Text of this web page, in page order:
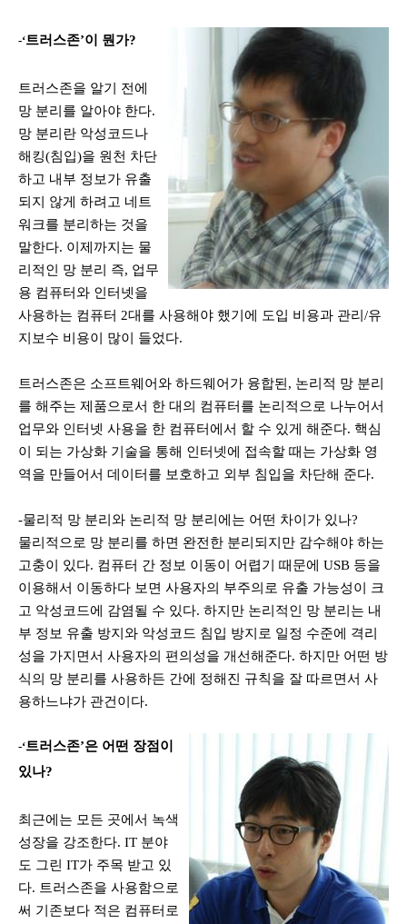
-‘트러스존’이 뭔가?
트러스존을 알기 전에
망 분리를 알아야 한다.
망 분리란 악성코드나
해킹(침입)을 원천 차단
하고 내부 정보가 유출
되지 않게 하려고 네트
워크를 분리하는 것을
말한다. 이제까지는 물
리적인 망 분리 즉, 업무
용 컴퓨터와 인터넷을
사용하는 컴퓨터 2대를 사용해야 했기에 도입 비용과 관리/유
지보수 비용이 많이 들었다.
트러스존은 소프트웨어와 하드웨어가 융합된, 논리적 망 분리
를 해주는 제품으로서 한 대의 컴퓨터를 논리적으로 나누어서
업무와 인터넷 사용을 한 컴퓨터에서 할 수 있게 해준다. 핵심
이 되는 가상화 기술을 통해 인터넷에 접속할 때는 가상화 영
역을 만들어서 데이터를 보호하고 외부 침입을 차단해 준다.
-물리적 망 분리와 논리적 망 분리에는 어떤 차이가 있나?
물리적으로 망 분리를 하면 완전한 분리되지만 감수해야 하는
고충이 있다. 컴퓨터 간 정보 이동이 어렵기 때문에 USB 등을
이용해서 이동하다 보면 사용자의 부주의로 유출 가능성이 크
고 악성코드에 감염될 수 있다. 하지만 논리적인 망 분리는 내
부 정보 유출 방지와 악성코드 침입 방지로 일정 수준에 격리
성을 가지면서 사용자의 편의성을 개선해준다. 하지만 어떤 방
식의 망 분리를 사용하든 간에 정해진 규칙을 잘 따르면서 사
용하느냐가 관건이다.
-‘트러스존’은 어떤 장점이
있나?
최근에는 모든 곳에서 녹색
성장을 강조한다. IT 분야
도 그린 IT가 주목 받고 있
다. 트러스존을 사용함으로
써 기존보다 적은 컴퓨터로